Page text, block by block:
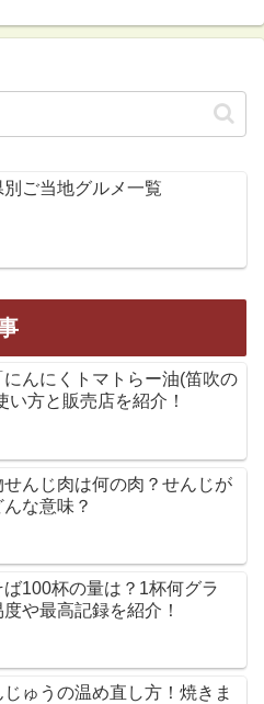
ご当地グルメ一覧
にんにくトマトらー油(笛吹の
い方と販売店を紹介！
せんじ肉は何の肉？せんじが
な意味？
ば100杯の量は？1杯何グラ
度や最高記録を紹介！
ゅうの温め直し方！焼きま